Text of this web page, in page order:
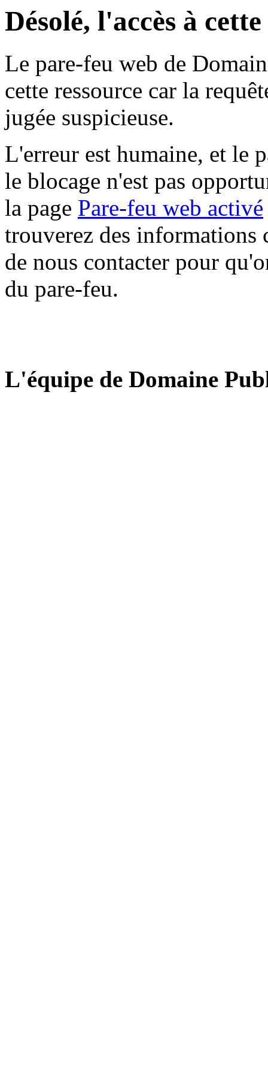
Désolé, l'accès à
Le pare-feu web de
cette ressource car la
jugée suspicieuse.
L'erreur est humaine, et le
le blocage n'est pas
la page Pare-feu web activé
trouverez des informations
de nous contacter pour
du pare-feu.
L'équipe de Domaine